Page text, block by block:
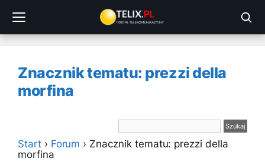
treści
Znacznik tematu: prezzi della
morfina
Start › Forum › Znacznik tematu: prezzi della
morfina